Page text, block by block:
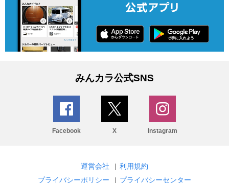
みんカラ公式SNS
Facebook X Instagram
運営会社 | 利用規約
プライバシーポリシー
| プライバシーセンター